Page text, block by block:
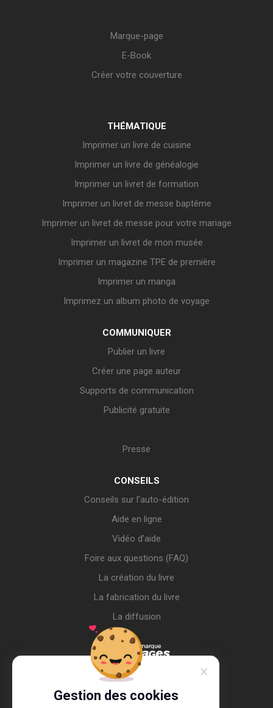
Gestion des cookies
Marque-page
E-Book
Créer votre couverture
THÉMATIQUE
Imprimer un livre de cuisine
Imprimer un livre de généalogie
Imprimer un livret de formation
Imprimer un livret de messe baptême
Imprimer un livret de messe pour votre mariage
Imprimer un livret de mon musée
Imprimer un magazine TPE de première
Imprimer un manga
Imprimez un album photo de voyage
COMMUNIQUER
Publier un livre
Créer une page auteur
Supports de communication
Publicité gratuite
Presse
CONSEILS
Conseils sur l’auto-édition
Aide en ligne
Vidéo d’aide
Foire aux questions (FAQ)
La création du livre
La fabrication du livre
La diffusion